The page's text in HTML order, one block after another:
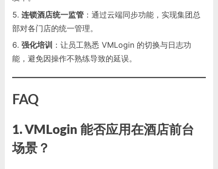
连锁酒店统一监管 ：通过云端同步功能，实现集团总
部对各门店的统一管理。
强化培训 ：让员工熟悉 VMLogin 的切换与日志功
能，避免因操作不熟练导致的延误。
FAQ
1. VMLogin 能否应用在酒店前台
场景？